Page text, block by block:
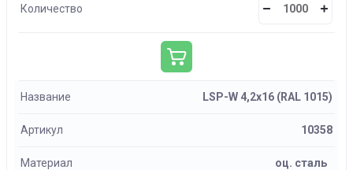
Количество
Название LSP-W 4,2х16 (RAL 1015)
Артикул 10358
Материал оц. сталь